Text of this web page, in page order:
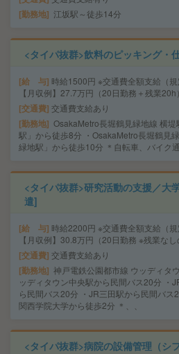
勤務地 江坂駅～徒歩14分
<タイパ抜群>飲料のピッキング・
給 与 時給1500円 ※交通費全額支給（規
【月収例】27.7万円（20日勤務＋残業20h）
交通費 交通費支給あり
勤務地 OsakaMetro長堀鶴見緑地線 横堤
駅」から徒歩8分 ・OsakaMetro長堀鶴見
緑地駅」から徒歩10分 ＊自転車、バイク
<タイパ抜群>研究活動の支援／大
遣]
給 与 時給2200円 ※交通費全額支給（規
【月収例】30.8万円（20日勤務 ※残業なし
交通費 交通費支給あり
勤務地 神戸電鉄公園都市線 ウッディタ
ッディタウン中央駅から民間バス20分 ・
ら民間バス20分 ・JR三田駅から民間バス
関西学院大学から徒歩2分 ＊、、
<タイパ抜群>病院の設備管理（シ